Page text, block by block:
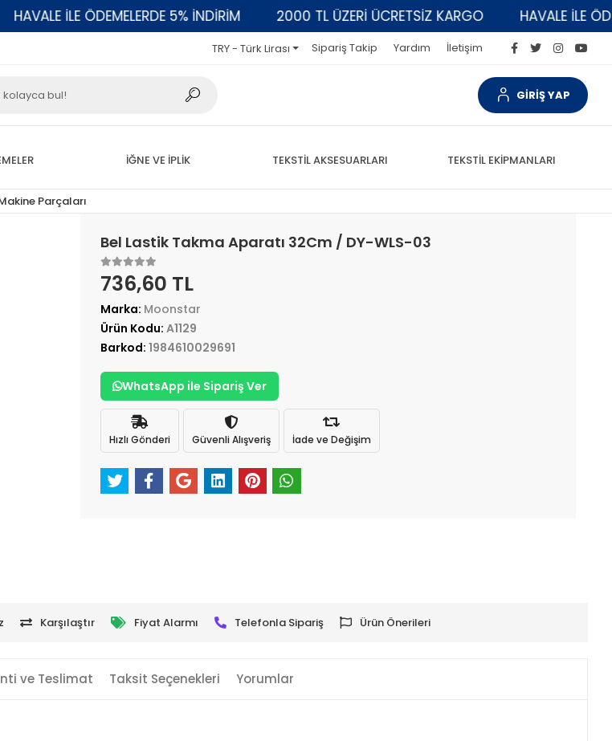
İLE ÖDEMELERDE 5% İNDİRİM 2000 TL ÜZERİ ÜCRETSİZ KARGO HAVALE İLE
TRY - Türk Lirası Sipariş Takip Yardım İletişim
GİRİŞ YAP
İĞNE VE İPLİK TEKSTİL AKSESUARLARI TEKSTİL EKİPMANLARI
Parçaları
Bel Lastik Takma Aparatı 32Cm / DY-WLS-03
736,60 TL
Marka: Moonstar
Ürün Kodu: A1129
Barkod: 1984610029691
WhatsApp ile Sipariş Ver
Hızlı Gönderi Güvenli Alışveriş İade ve Değişim
Karşılaştır Fiyat Alarmı Telefonla Sipariş Ürün Önerileri
ve Teslimat Taksit Seçenekleri Yorumlar